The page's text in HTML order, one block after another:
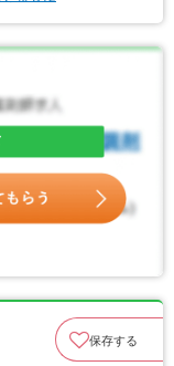
保存する